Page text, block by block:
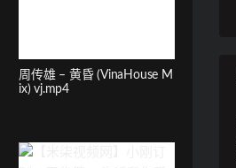
周传雄 – 黄昏 (VinaHouse M
ix) vj.mp4